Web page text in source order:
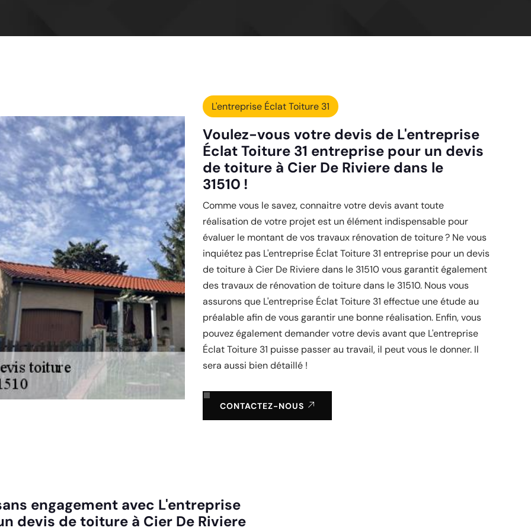
L'entreprise Éclat Toiture 31
Voulez-vous votre devis de L'entreprise
Éclat Toiture 31 entreprise pour un devis
de toiture à Cier De Riviere dans le
31510 !
Comme vous le savez, connaitre votre devis avant toute
réalisation de votre projet est un élément indispensable pour
évaluer le montant de vos travaux rénovation de toiture ? Ne vous
inquiétez pas L'entreprise Éclat Toiture 31 entreprise pour un devis
de toiture à Cier De Riviere dans le 31510 vous garantit également
des travaux de rénovation de toiture dans le 31510. Nous vous
assurons que L'entreprise Éclat Toiture 31 effectue une étude au
préalable afin de vous garantir une bonne réalisation. Enfin, vous
pouvez également demander votre devis avant que L'entreprise
Éclat Toiture 31 puisse passer au travail, il peut vous le donner. Il
sera aussi bien détaillé !
CONTACTEZ-NOUS
engagement avec L'entreprise
devis de toiture à Cier De Riviere